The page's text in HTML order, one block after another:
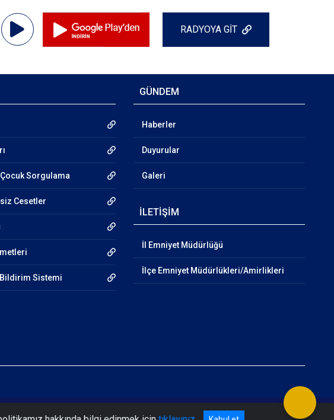
Ses
Oynatıcı
RADYOYA GİT
Çocuk Sorgulama
Cesetler
Bildirim Sistemi
GÜNDEM
Haberler
Duyurular
Galeri
İLETİŞİM
İl Emniyet Müdürlüğü
İlçe Emniyet Müdürlükleri/Amirlikleri